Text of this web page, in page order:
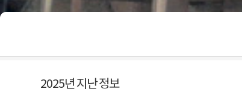
2025년 지난 정보